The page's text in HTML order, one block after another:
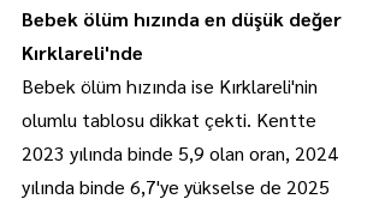
Bebek ölüm hızında en düşük değer
Kırklareli'nde
Bebek ölüm hızında ise Kırklareli'nin
olumlu tablosu dikkat çekti. Kentte
2023 yılında binde 5,9 olan oran, 2024
yılında binde 6,7'ye yükselse de 2025